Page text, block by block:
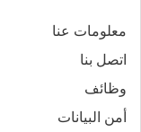
معلومات عنا
اتصل بنا
وظائف
أمن البيانات